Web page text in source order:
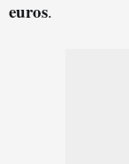
euros.